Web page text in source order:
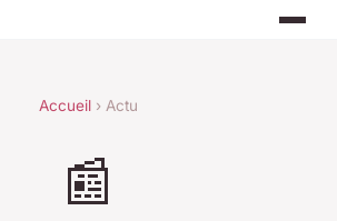
Accueil› Actu
📰